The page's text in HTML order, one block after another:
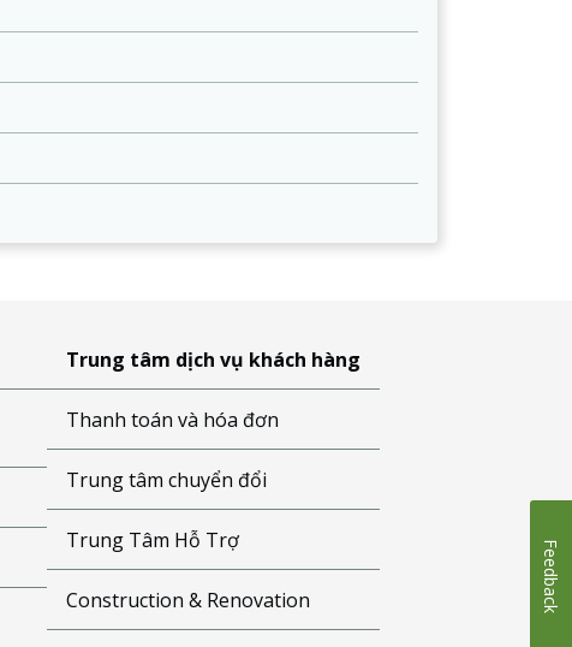
Trung tâm dịch vụ khách hàng
Thanh toán và hóa đơn
Trung tâm chuyển đổi
Trung Tâm Hỗ Trợ
Construction & Renovation Feedback